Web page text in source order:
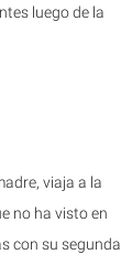
luego de la
viaja a la
no ha visto en
con su segunda